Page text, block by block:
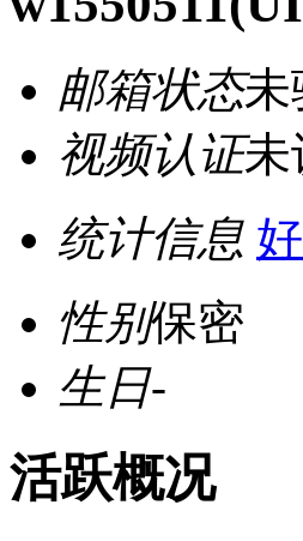
邮箱状态未
视频认证未
统计信息
性别保密
生日-
活跃概况